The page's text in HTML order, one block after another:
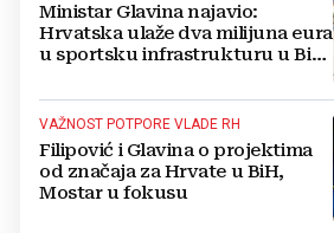
Ministar Glavina najavio:
Hrvatska ulaže dva milijuna eura
u sportsku infrastrukturu u BiH!
VAŽNOST POTPORE VLADE RH
Filipović i Glavina o projektima
od značaja za Hrvate u BiH,
Mostar u fokusu